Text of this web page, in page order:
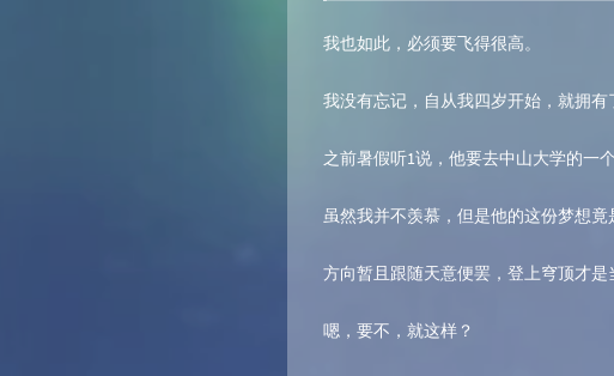
我也如此，必须要飞得很高。
我没有忘记，自从我四岁开始，就拥有
之前暑假听1说，他要去中山大学的一
虽然我并不羡慕，但是他的这份梦想
方向暂且跟随天意便罢，登上穹顶才是
嗯，要不，就这样？